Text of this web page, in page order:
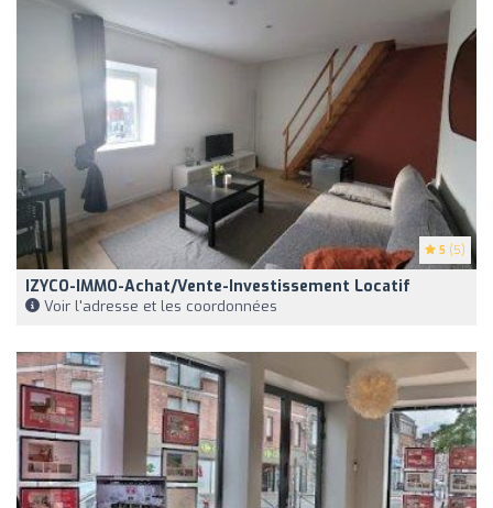
5 (5)
IZYCO-IMMO-Achat/Vente-Investissement Locatif
Voir l'adresse et les coordonnées